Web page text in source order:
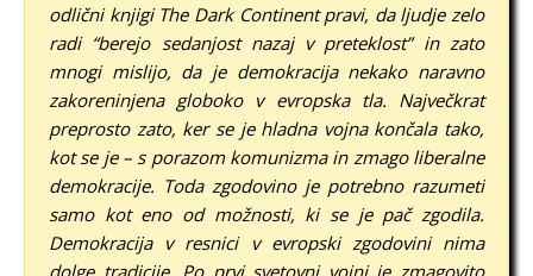
odlični knjigi The Dark Continent pravi, da ljudje zelo
radi “berejo sedanjost nazaj v preteklost” in zato
mnogi mislijo, da je demokracija nekako naravno
zakoreninjena globoko v evropska tla. Največkrat
preprosto zato, ker se je hladna vojna končala tako,
kot se je – s porazom komunizma in zmago liberalne
demokracije. Toda zgodovino je potrebno razumeti
samo kot eno od možnosti, ki se je pač zgodila.
Demokracija v resnici v evropski zgodovini nima